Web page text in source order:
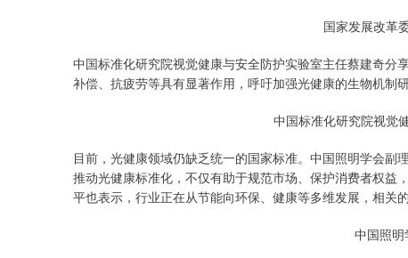
国家发展改革
中国标准化研究院视觉健康与安全防护实验室主任蔡建奇
补偿、抗疲劳等具有显著作用，呼吁加强光健康的生物机制
中国标准化研究院视觉
目前，光健康领域仍缺乏统一的国家标准。中国照明学会副
推动光健康标准化，不仅有助于规范市场、保护消费者权
平也表示，行业正在从节能向环保、健康等多维发展，相关
中国照